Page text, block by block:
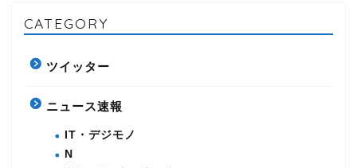
CATEGORY
ツイッター
ニュース速報
IT・デジモノ
N